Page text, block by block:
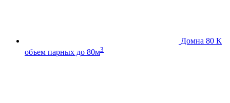
Домна 80 К
объем парных до 80м3